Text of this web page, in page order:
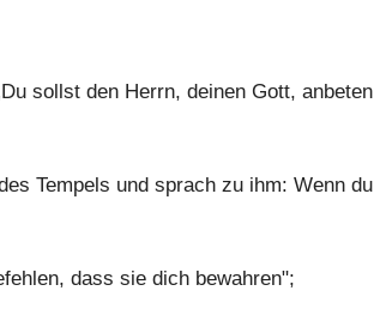
sollst den Herrn, deinen Gott, anbeten
Tempels und sprach zu ihm: Wenn du
dass sie dich bewahren";